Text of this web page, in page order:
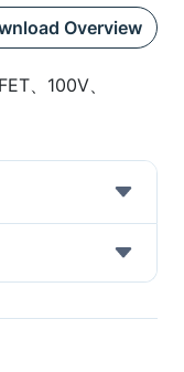
Overview
、100V、